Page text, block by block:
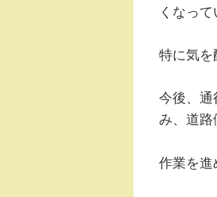
くなっ
特に気を
今後、通
み、道路
作業を進